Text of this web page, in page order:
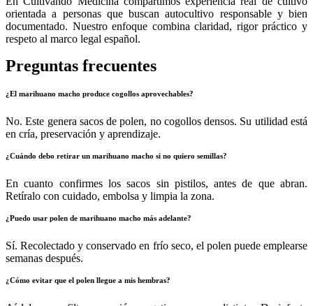
orientada a personas que buscan autocultivo responsable y bien
documentado. Nuestro enfoque combina claridad, rigor práctico y
respeto al marco legal español.
Preguntas frecuentes
¿El marihuano macho produce cogollos aprovechables?
No. Este genera sacos de polen, no cogollos densos. Su utilidad está
en cría, preservación y aprendizaje.
¿Cuándo debo retirar un marihuano macho si no quiero semillas?
En cuanto confirmes los sacos sin pistilos, antes de que abran.
Retíralo con cuidado, embolsa y limpia la zona.
¿Puedo usar polen de marihuano macho más adelante?
Sí. Recolectado y conservado en frío seco, el polen puede emplearse
semanas después.
¿Cómo evitar que el polen llegue a mis hembras?